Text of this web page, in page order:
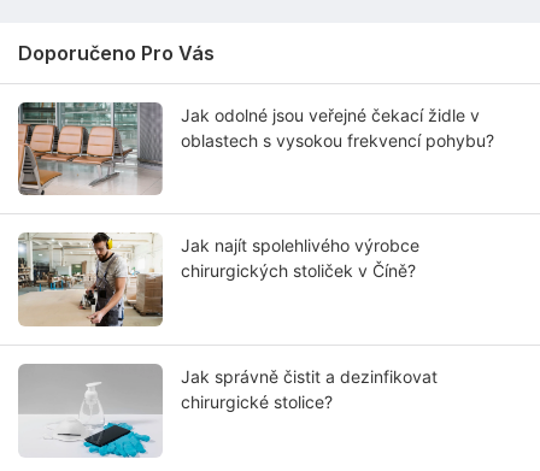
Doporučeno Pro Vás
Jak odolné jsou veřejné čekací židle v
oblastech s vysokou frekvencí pohybu?
Jak najít spolehlivého výrobce
chirurgických stoliček v Číně?
Jak správně čistit a dezinfikovat
chirurgické stolice?